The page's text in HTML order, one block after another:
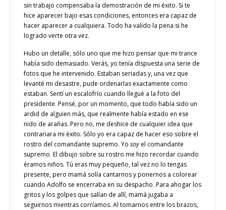
sin trabajo compensaba la demostración de mi éxito. Si te
hice aparecer bajo esas condiciones, entonces era capaz de
hacer aparecer a cualquiera. Todo ha valido la pena si he
logrado verte otra vez.
Hubo un detalle, sólo uno que me hizo pensar que mi trance
había sido demasiado. Verás, yo tenía dispuesta una serie de
fotos que he intervenido. Estaban seriadas y, una vez que
levanté mi desastre, pude ordenarlas exactamente como
estaban. Sentí un escalofrío cuando llegué a la foto del
presidente. Pensé, por un momento, que todo había sido un
ardid de alguien más, que realmente había estado en ese
nido de arañas. Pero no, me deshice de cualquier idea que
contrariara mi éxito. Sólo yo era capaz de hacer eso sobre el
rostro del comandante supremo. Yosoy el comandante
supremo. El dibujo sobre su rostro me hizo recordar cuando
éramos niños. Tú eras muy pequeño, tal vez no lo tengas
presente, pero mamá solía cantarnos y ponernos a colorear
cuando Adolfo se encerraba en su despacho. Para ahogar los
gritos y los golpes que salían de allí, mamá jugaba a
seguirnos mientras corríamos. Al tomarnos entre los brazos,